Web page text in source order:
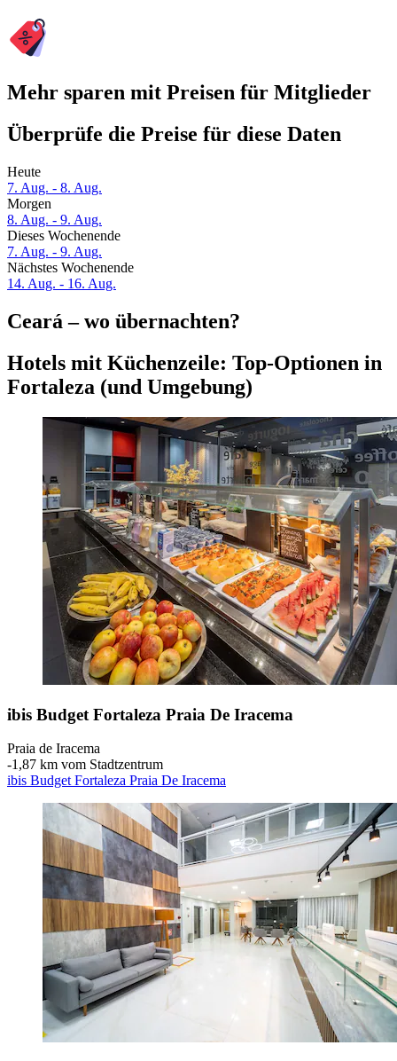
Mehr sparen mit Preisen für Mitglieder
Überprüfe die Preise für diese Daten
Heute
7. Aug. - 8. Aug.
Morgen
8. Aug. - 9. Aug.
Dieses Wochenende
7. Aug. - 9. Aug.
Nächstes Wochenende
14. Aug. - 16. Aug.
Ceará – wo übernachten?
Hotels mit Küchenzeile: Top-Optionen in
Fortaleza (und Umgebung)
ibis Budget Fortaleza Praia De Iracema
Praia de Iracema
‐1,87 km vom Stadtzentrum
ibis Budget Fortaleza Praia De Iracema